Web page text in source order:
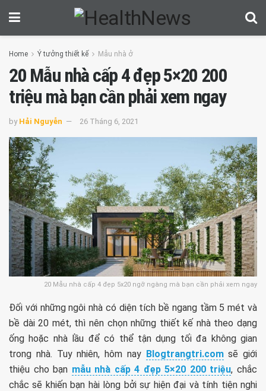
Home Ý tưởng thiết kế Mẫu nhà ở
20 Mẫu nhà cấp 4 đẹp 5×20 200
triệu mà bạn cần phải xem ngay
by Hải Nguyễn 26 Tháng 6, 2021
20 Mẫu nhà cấp 4 đẹp 5x20 ngỡ ngàng mà bạn cần phải xem ngay
Đối với những ngôi nhà có diện tích bề ngang tầm 5 mét và
bề dài 20 mét, thì nên chọn những thiết kế nhà theo dạng
ống hoặc nhà lầu để có thể tận dụng tối đa không gian
trong nhà. Tuy nhiên, hôm nay Blogtrangtri.comsẽ giới
thiệu cho bạn mẫu nhà cấp 4 đẹp 5×20 200 triệu, chắc
chắc sẽ khiến bạn hài lòng bởi sự hiện đại và tính tiện nghi